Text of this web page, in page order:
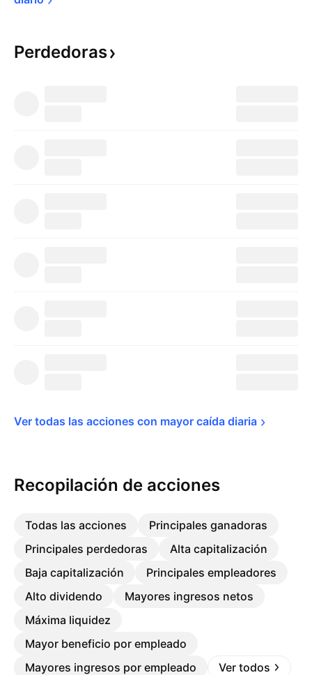
Perdedoras
Ver todas las acciones con mayor caída diaria
Recopilación de acciones
Todas las acciones
Principales ganadoras
Principales perdedoras
Alta capitalización
Baja capitalización
Principales empleadores
Alto dividendo
Mayores ingresos netos
Máxima liquidez
Mayor beneficio por empleado
Mayores ingresos por empleado
Ver todos